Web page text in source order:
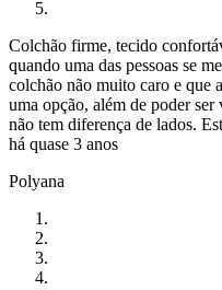
Colchão firme, tecido
quando uma das pessoas se
colchão não muito caro e que
uma opção, além de poder
não tem diferença de lados.
há quase 3 anos
Polyana